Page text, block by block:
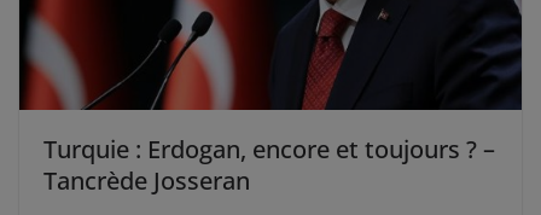
Turquie : Erdogan, encore et toujours ? –
Tancrède Josseran